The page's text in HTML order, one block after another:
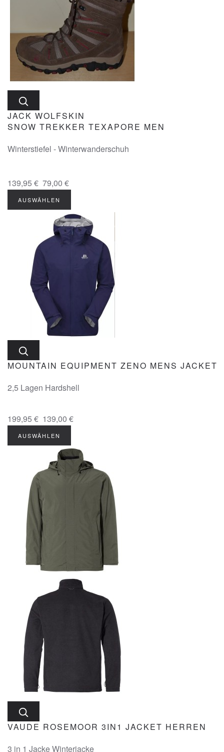
JACK WOLFSKIN
SNOW TREKKER TEXAPORE MEN
Winterstiefel - Winterwanderschuh
139,95 € 79,00 €
AUSWÄHLEN
MOUNTAIN EQUIPMENT ZENO MENS JACKET
2,5 Lagen Hardshell
199,95 € 139,00 €
AUSWÄHLEN
VAUDE ROSEMOOR 3IN1 JACKET HERREN
3 in 1 Jacke Winterjacke